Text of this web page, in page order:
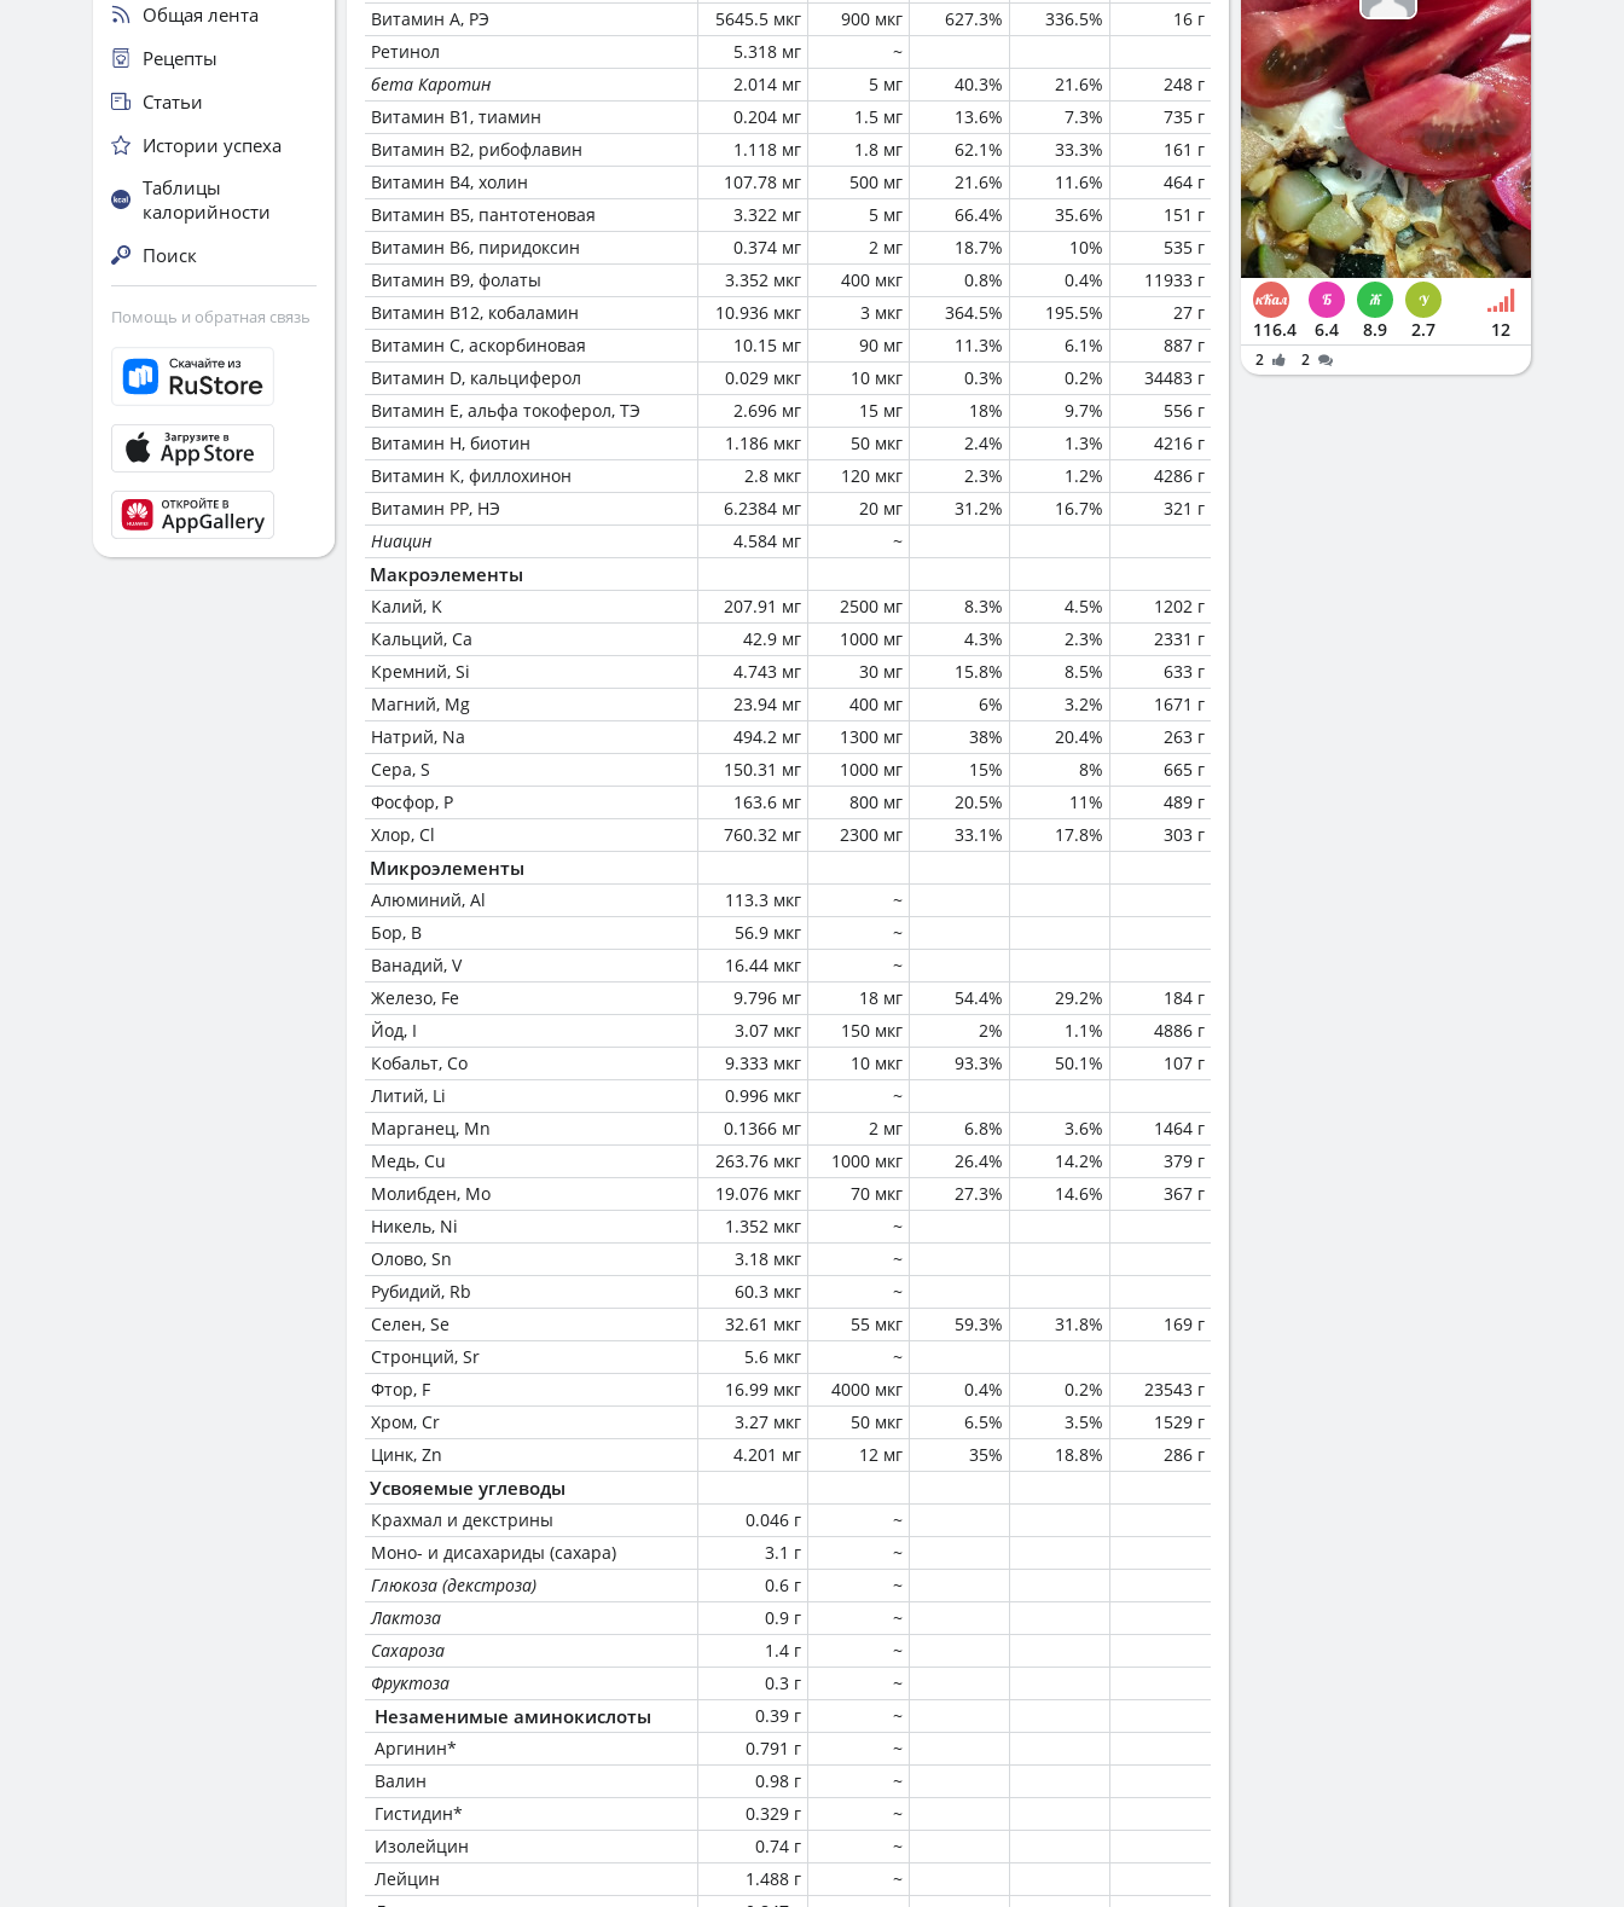
Витамин А, РЭ 5645.5 мкг 900 мкг 627.3% 336.5%
16 г
Ретинол
5.318 мг
~
бета Каротин
2.014 мг 5 мг 40.3% 21.6%
248 г
Витамин В1, тиамин
0.204 мг 1.5 мг 13.6% 7.3%
735 г
Витамин В2, рибофлавин
1.118 мг 1.8 мг 62.1% 33.3%
161 г
Витамин В4, холин
107.78 мг 500 мг 21.6% 11.6%
464 г
Витамин В5, пантотеновая
3.322 мг 5 мг 66.4% 35.6%
151 г
Витамин В6, пиридоксин
0.374 мг 2 мг 18.7% 10%
535 г
Витамин В9, фолаты
3.352 мкг 400 мкг 0.8% 0.4%
11933 г
Витамин В12, кобаламин
10.936 мкг 3 мкг 364.5% 195.5%
27 г
Витамин C, аскорбиновая
10.15 мг 90 мг 11.3% 6.1%
887 г
Витамин D, кальциферол
0.029 мкг 10 мкг 0.3% 0.2%
34483 г
Витамин Е, альфа токоферол, ТЭ
2.696 мг 15 мг 18% 9.7%
556 г
Витамин Н, биотин
1.186 мкг 50 мкг 2.4% 1.3%
4216 г
Витамин К, филлохинон
2.8 мкг 120 мкг 2.3% 1.2%
4286 г
Витамин РР, НЭ
6.2384 мг 20 мг 31.2% 16.7%
321 г
Ниацин
4.584 мг ~
Макроэлементы
Калий, K 207.91 мг 2500 мг 8.3% 4.5%
1202 г
Кальций, Ca
42.9 мг 1000 мг 4.3% 2.3%
2331 г
Кремний, Si
4.743 мг 30 мг 15.8% 8.5%
633 г
Магний, Mg
23.94 мг 400 мг 6% 3.2%
1671 г
Натрий, Na
494.2 мг 1300 мг 38% 20.4%
263 г
Сера, S
150.31 мг 1000 мг 15% 8%
665 г
Фосфор, P
163.6 мг 800 мг 20.5% 11%
489 г
Хлор, Cl
760.32 мг 2300 мг 33.1% 17.8% 303 г
Микроэлементы
Алюминий, Al 113.3 мкг
~
Бор, B
56.9 мкг
~
Ванадий, V
16.44 мкг
~
Железо, Fe
9.796 мг 18 мг 54.4% 29.2%
184 г
Йод, I
3.07 мкг 150 мкг 2% 1.1%
4886 г
Кобальт, Co
9.333 мкг 10 мкг 93.3% 50.1%
107 г
Литий, Li
0.996 мкг
~
Марганец, Mn
0.1366 мг 2 мг 6.8% 3.6%
1464 г
Медь, Cu
263.76 мкг 1000 мкг 26.4% 14.2%
379 г
Молибден, Mo
19.076 мкг 70 мкг 27.3% 14.6%
367 г
Никель, Ni
1.352 мкг
~
Олово, Sn
3.18 мкг
~
Рубидий, Rb
60.3 мкг
~
Селен, Se
32.61 мкг 55 мкг 59.3% 31.8%
169 г
Стронций, Sr
5.6 мкг
~
Фтор, F
16.99 мкг 4000 мкг 0.4% 0.2%
23543 г
Хром, Cr
3.27 мкг 50 мкг 6.5% 3.5%
1529 г
Цинк, Zn
4.201 мг 12 мг 35% 18.8% 286 г
Усвояемые углеводы
Крахмал и декстрины 0.046 г
~
Моно- и дисахариды (сахара)
3.1 г
~
Глюкоза (декстроза)
0.6 г
~
Лактоза
0.9 г
~
Сахароза
1.4 г
~
Фруктоза
0.3 г ~
Незаменимые аминокислоты 0.39 г
~
Аргинин*
0.791 г
~
Валин
0.98 г
~
Гистидин*
0.329 г
~
Изолейцин
0.74 г
~
Лейцин
1.488 г
~
Общая лента
Рецепты
Статьи
Истории успеха
Таблицы
калорийности
Поиск
Помощь и обратная связь
116.4 6.4 8.9 2.7 12
2 2